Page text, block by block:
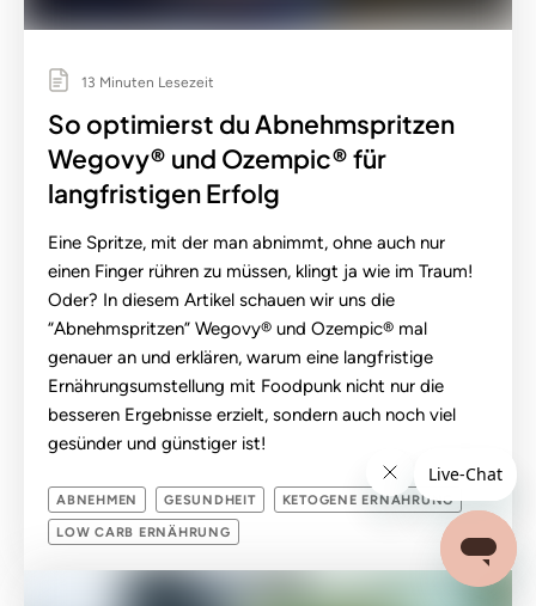
13 Minuten Lesezeit
So optimierst du Abnehmspritzen
Wegovy® und Ozempic® für
langfristigen Erfolg
Eine Spritze, mit der man abnimmt, ohne auch nur
einen Finger rühren zu müssen, klingt ja wie im Traum!
Oder? In diesem Artikel schauen wir uns die
“Abnehmspritzen” Wegovy® und Ozempic® mal
genauer an und erklären, warum eine langfristige
Ernährungsumstellung mit Foodpunk nicht nur die
besseren Ergebnisse erzielt, sondern auch noch viel
gesünder und günstiger ist!
ABNEHMEN GESUNDHEIT KETOGENE ERNÄHRUNG
LOW CARB ERNÄHRUNG